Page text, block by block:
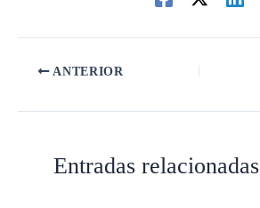
ANTERIOR
Entradas relacionadas